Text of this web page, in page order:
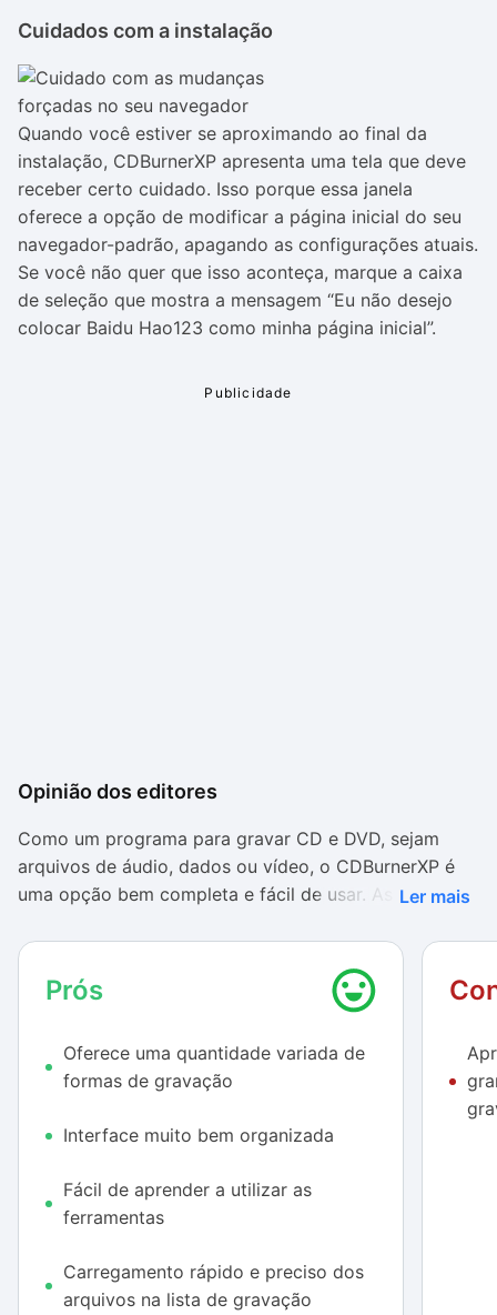
Cuidados com a instalação
Quando você estiver se aproximando ao final da
instalação, CDBurnerXP apresenta uma tela que deve
receber certo cuidado. Isso porque essa janela
oferece a opção de modificar a página inicial do seu
navegador-padrão, apagando as configurações atuais.
Se você não quer que isso aconteça, marque a caixa
de seleção que mostra a mensagem “Eu não desejo
colocar Baidu Hao123 como minha página inicial”.
Opinião dos editores
Como um programa para gravar CD e DVD, sejam
arquivos de áudio, dados ou vídeo, o CDBurnerXP é
uma opção bem completa e fácil de usar. As opções
ações diferentes, como a cópia direta de um disco
para outro, sem ter que salvar o conteúdo no seu
computador, e a possibilidade de gerar uma mídia
As boas qualidades do software não ficam apenas na
também em relação à forma de utilizar essas
programa são muito bem organizadas e mostram os
botões dispostos de forma lógica, de acordo com a
Apesar de a interface mostrar uma quantidade imensa
Ler mais
Prós
Oferece uma quantidade variada de
formas de gravação
Interface muito bem organizada
Fácil de aprender a utilizar as
ferramentas
Carregamento rápido e preciso dos
arquivos na lista de gravação